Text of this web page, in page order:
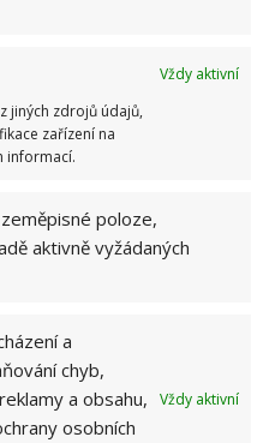
Vždy aktivní
jiných zdrojů údajů,
zařízení na
informací.
poloze,
aktivně vyžádaných
a
chyb,
a obsahu,
osobních
Vždy aktivní
kterou můžete vidět
plazit po baráku,
snadno zalézt do trhlin
ze spodní strany